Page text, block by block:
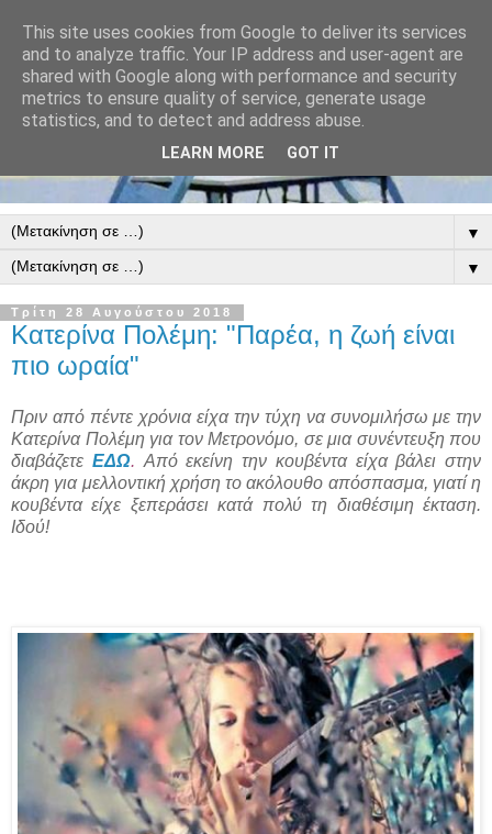
▼
▼
Τρίτη 28 Αυγούστου 2018
Κατερίνα Πολέμη: "Παρέα, η ζωή είναι
πιο ωραία"
Πριν από πέντε χρόνια είχα την τύχη να συνομιλήσω με την
Κατερίνα Πολέμη για τον Μετρονόμο, σε μια συνέντευξη που
διαβάζετε ΕΔΩ. Από εκείνη την κουβέντα είχα βάλει στην
άκρη για μελλοντική χρήση το ακόλουθο απόσπασμα, γιατί η
κουβέντα είχε ξεπεράσει κατά πολύ τη διαθέσιμη έκταση.
Ιδού!
This site uses cookies from Google to deliver its services
and to analyze traffic. Your IP address and user-agent are
shared with Google along with performance and security
metrics to ensure quality of service, generate usage
statistics, and to detect and address abuse.
LEARN MORE GOT IT